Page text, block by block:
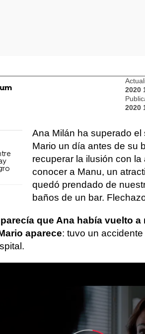
2020
2020
Ana Milán ha superado
Mario un día antes de su
recuperar la ilusión con
conocer a Manu, un
quedó prendado de
baños de un bar.
que Ana había vuelto
aparece: tuvo un